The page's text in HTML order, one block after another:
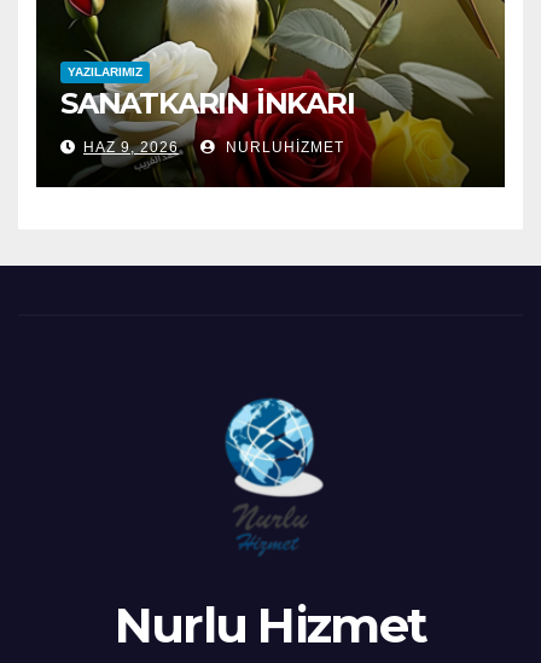
YAZILARIMIZ
SANATKARIN İNKARI
HAZ 9, 2026 NURLUHIZMET
Nurlu Hizmet